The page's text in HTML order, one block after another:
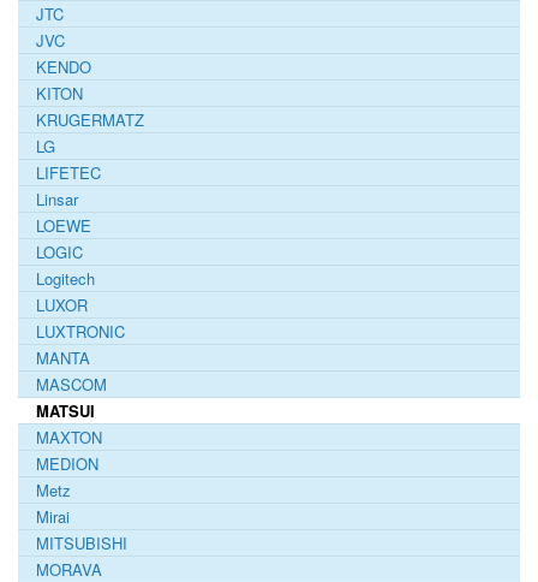
JTC
JVC
KENDO
KITON
KRUGERMATZ
LG
LIFETEC
Linsar
LOEWE
LOGIC
Logitech
LUXOR
LUXTRONIC
MANTA
MASCOM
MATSUI
MAXTON
MEDION
Metz
Mirai
MITSUBISHI
MORAVA